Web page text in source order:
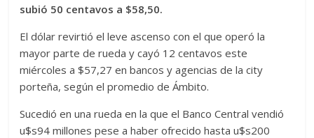
subió 50 centavos a $58,50.
El dólar revirtió el leve ascenso con el que operó la
mayor parte de rueda y cayó 12 centavos este
miércoles a $57,27 en bancos y agencias de la city
porteña, según el promedio de Ámbito.
Sucedió en una rueda en la que el Banco Central vendió
u$s94 millones pese a haber ofrecido hasta u$s200